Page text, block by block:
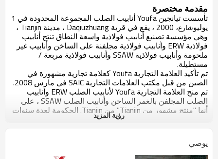
مقدمة مختصرة
تأسست تيانجين Youfa أنابيب الصلب المجموعة المحدودة في 1
يوليوشارع ، 2000 ، يقع في قرية Daqiuzhuang ، مدينة Tianjin ،
وهي مؤسسة تصنيع أنابيب فولاذية واسعة النطاق تنتج أنابيب
فولاذية ERW وأنابيب فولاذية مجلفنة على الساخن وأنابيب غير
ملحومة وأنابيب فولاذية SSAW وأنابيب فولاذية مربعة /
مستطيلة.
تم تأكيد العلامة التجارية Youfa كعلامة تجارية مشهورة في
الصين من قبل مكتب العلامات التجارية SAIC في مارس 2008.
تم منح العلامة التجارية Youfa لأنابيب الصلب ERW وأنابيب
الصلب المجلفن بالغمر الساخن وأنابيب الصلب SSAW ، على
أنها "منتج مشهور من Tianjin" من Tianjin. الحكومة لعدة سنوات رؤية المزيد
يوصي